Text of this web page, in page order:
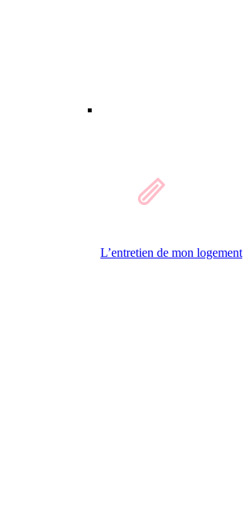
L’entretien de mon logement